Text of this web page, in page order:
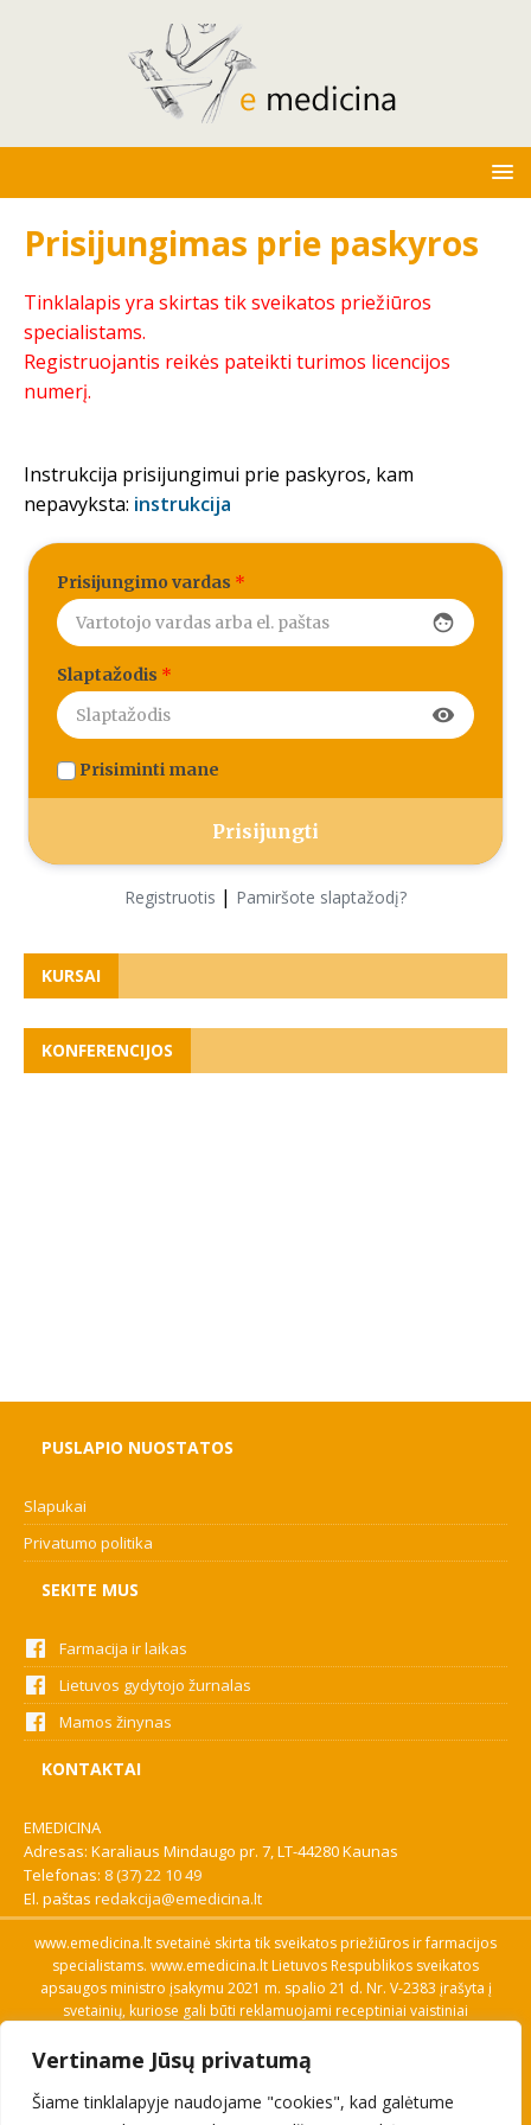
Vertiname Jūsų privatumą
Šiame tinklalapyje naudojame "cookies", kad galėtume
Prisijungimas prie paskyros
Tinklalapis yra skirtas tik sveikatos priežiūros
specialistams.
Registruojantis reikės pateikti turimos licencijos
numerį.
Instrukcija prisijungimui prie paskyros, kam
nepavyksta: instrukcija
Prisijungimo vardas *
face
Slaptažodis *
visibility
Prisiminti mane
Registruotis | Pamiršote slaptažodį?
KURSAI
KONFERENCIJOS
PUSLAPIO NUOSTATOS
Slapukai
Privatumo politika
SEKITE MUS
Farmacija ir laikas
Lietuvos gydytojo žurnalas
Mamos žinynas
KONTAKTAI
EMEDICINA
Adresas: Karaliaus Mindaugo pr. 7, LT-44280 Kaunas
Telefonas: 8 (37) 22 10 49
El. paštas redakcija@emedicina.lt
www.emedicina.lt svetainė skirta tik sveikatos priežiūros ir farmacijos
specialistams. www.emedicina.lt Lietuvos Respublikos sveikatos
apsaugos ministro įsakymu 2021 m. spalio 21 d. Nr. V-2383 įrašyta į
svetainių, kuriose gali būti reklamuojami receptiniai vaistiniai
savo profesinę kvalifikaciją. Naudingos nuorodos: Vaistų ir medicinos
pagalbos priemonių kainų paieška, VVKT tinklalapis, Sveikatos
priežiūros ar farmacijos specialisto pranešimo apie įtariamą